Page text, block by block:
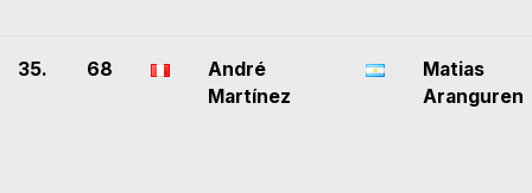
35. 68
André
Martínez
Matias
Aranguren